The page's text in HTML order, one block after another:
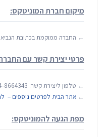
מיקום חברת המוניטקס:
← החברה ממוקמת בכתובת הנביאים 4,
פרטי יצירת קשר עם
← טלפון ליצירת קשר: 04-8664343
← אתר הבית לפרטים נוספים –
מפת הגעה להמוניטקס: